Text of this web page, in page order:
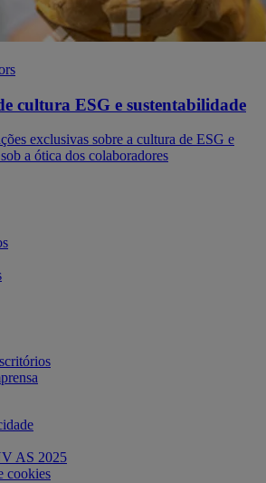
cultura ESG e sustentabilidade
exclusivas sobre a cultura de ESG e
a ótica dos colaboradores
AS 2025
cookies